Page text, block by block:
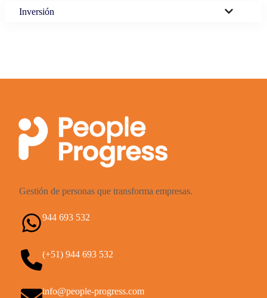
Inversión
Gestión de personas que transforma empresas.
944 693 532
(+51) 944 693 532
info@people-progress.com